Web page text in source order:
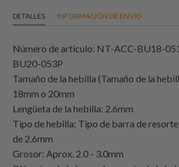
DETALLES INFORMACIÓN DE ENVÍO
Número de artículo: NT-ACC-BU18-
BU20-053P
Tamaño de la hebilla (Tamaño de la
18mm o 20mm
Lengüeta de la hebilla: 2.6mm
Tipo de hebilla: Tipo de barra de
de 2.6mm
Grosor: Aprox. 2.0 - 3.0mm